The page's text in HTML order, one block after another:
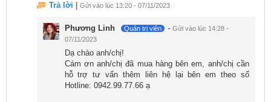
lên đến 4300 mAh
Google Pixel 7a được trang bị một pin Li-Po có dung
lượng 4385 mAh, mang lại thời lượng pin sử dụng
khá lâu, lên đến 7 tiếng. Điều này đảm bảo rằng
người dùng có thể sử dụng điện thoại trong một
khoảng thời gian dài trước khi cần sạc lại.
Trả lời Gửi vào lúc 13:20 - 07/11/2023
Phương Linh Quản trị viên - Gửi vào lúc 14:28 -
07/11/2023
Dạ chào anh/chị!
Cám ơn anh/chị đã mua hàng bên em, anh/chị cần
hỗ trợ tư vấn thêm liên hệ lại bên em theo số
Hotline: 0942.99.77.66 ạ